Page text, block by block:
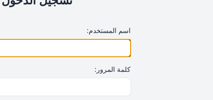
اسم المستخدم:
كلمة المرور: